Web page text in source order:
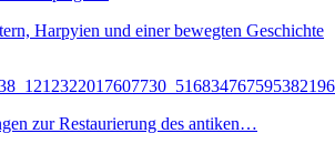
Harpyien und einer bewegten Geschichte
zur Restaurierung des antiken…